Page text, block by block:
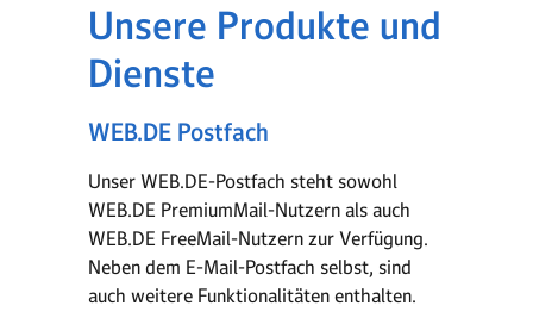
Unsere Produkte und
Dienste
WEB.DE Postfach
Unser WEB.DE-Postfach steht sowohl
WEB.DE PremiumMail-Nutzern als auch
WEB.DE FreeMail-Nutzern zur Verfügung.
Neben dem E-Mail-Postfach selbst, sind
auch weitere Funktionalitäten enthalten.